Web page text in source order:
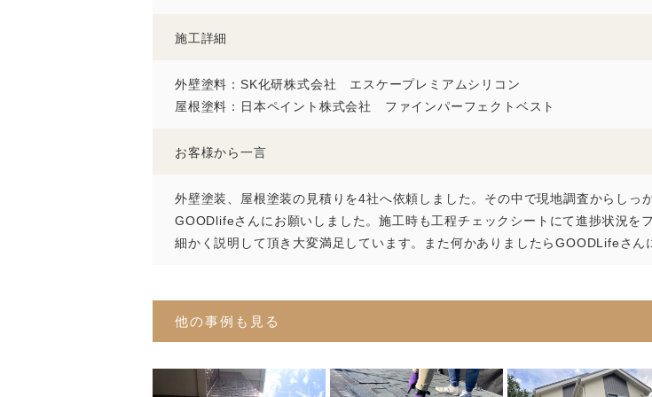
施工詳細
外壁塗料：SK化研株式会社 エスケープレミアムシリコン
屋根塗料：日本ペイント株式会社 ファインパーフェクトベスト
お客様から一言
外壁塗装、屋根塗装の見積りを4社へ依頼しました。その中で現地調査からし
GOODlifeさんにお願いしました。施工時も工程チェックシートにて進捗状況を
細かく説明して頂き大変満足しています。また何かありましたらGOODLifeさん
他の事例も見る